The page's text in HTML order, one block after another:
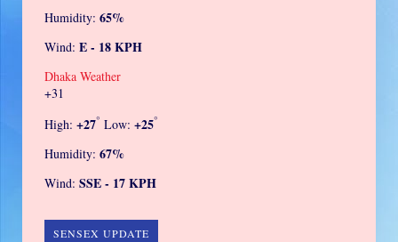
Humidity: 65%
Wind: E - 18 KPH
Dhaka Weather
+31
High: +27° Low: +25°
Humidity: 67%
Wind: SSE - 17 KPH
SENSEX UPDATE